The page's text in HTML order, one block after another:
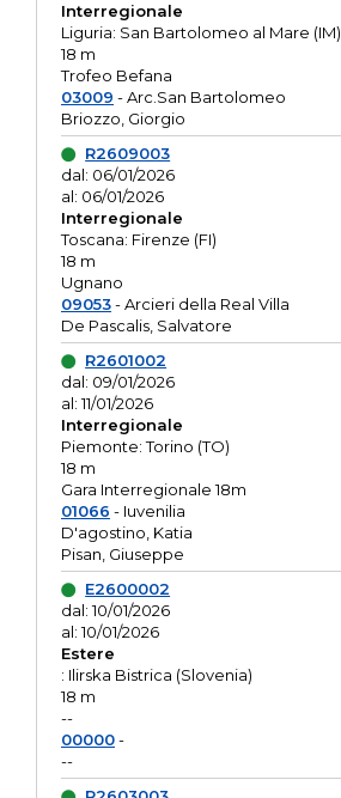
Interregionale
Liguria: San Bartolomeo al Mare (IM)
18 m
Trofeo Befana
03009 - Arc.San Bartolomeo
Briozzo, Giorgio
R2609003
dal: 06/01/2026
al: 06/01/2026
Interregionale
Toscana: Firenze (FI)
18 m
Ugnano
09053- Arcieri della Real Villa
De Pascalis, Salvatore
R2601002
dal: 09/01/2026
al: 11/01/2026
Interregionale
Piemonte: Torino (TO)
18 m
Gara Interregionale 18m
01066 - Iuvenilia
D'agostino, Katia
Pisan, Giuseppe
E2600002
dal: 10/01/2026
al: 10/01/2026
Estere
: Ilirska Bistrica (Slovenia)
18 m
--
00000-
--